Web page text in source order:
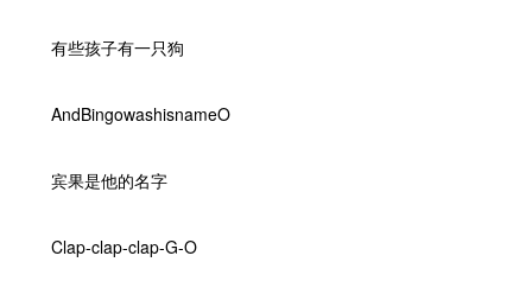
有些孩子有一只狗
AndBingowashisnameO
宾果是他的名字
Clap-clap-clap-G-O